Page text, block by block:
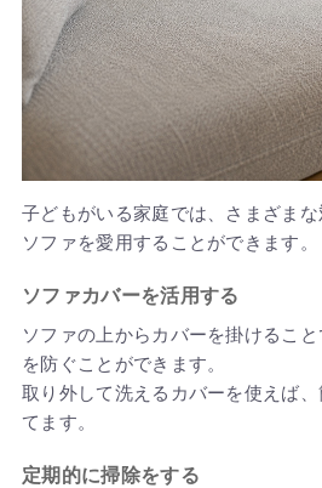
子どもがいる家庭では、さまざま
ソファを愛用することができます。
ソファカバーを活用する
ソファの上からカバーを掛けるこ
を防ぐことができます。
取り外して洗えるカバーを使えば
てます。
定期的に掃除をする